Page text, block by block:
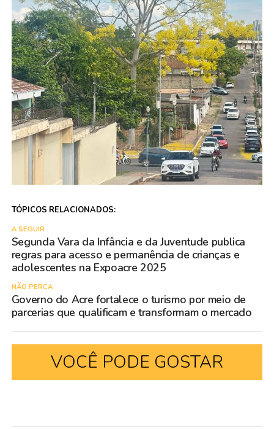
TÓPICOS RELACIONADOS:
A SEGUIR
Segunda Vara da Infância e da Juventude publica
regras para acesso e permanência de crianças e
adolescentes na Expoacre 2025
NÃO PERCA
Governo do Acre fortalece o turismo por meio de
parcerias que qualificam e transformam o mercado
VOCÊ PODE GOSTAR